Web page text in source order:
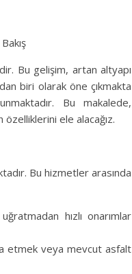
Bu gelişim, artan altyapı
biri olarak öne çıkmakta
Bu makalede,
ele alacağız.
Bu hizmetler arasında
hızlı onarımlar
etmek veya mevcut asfalt